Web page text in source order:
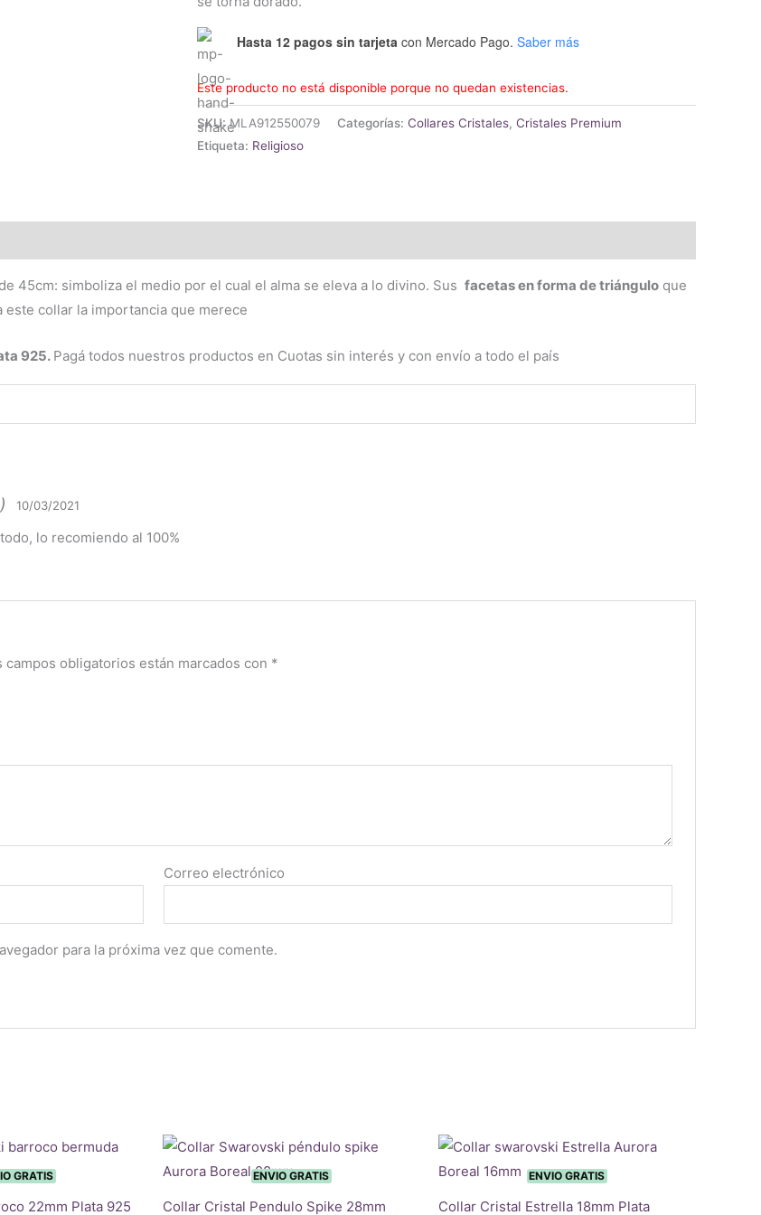
Hasta 12 pagos sin tarjeta con Mercado Pago. Saber más
Este producto no está disponible porque no quedan existencias.
SKU:MLA912550079 Categorías: Collares Cristales, Cristales Premium
Etiqueta: Religioso
45cm: simboliza el medio por el cual el alma se eleva a lo divino. Sus facetas en forma de triángulo que
collar la importancia que merece
925. Pagá todos nuestros productos en Cuotas sin interés y con envío a todo el país
10/03/2021
lo recomiendo al 100%
campos obligatorios están marcados con *
Correo electrónico
para la próxima vez que comente.
GRATIS
22mm Plata 925
ENVIO GRATIS
Collar Cristal Pendulo Spike 28mm
ENVIO GRATIS
Collar Cristal Estrella 18mm Plata